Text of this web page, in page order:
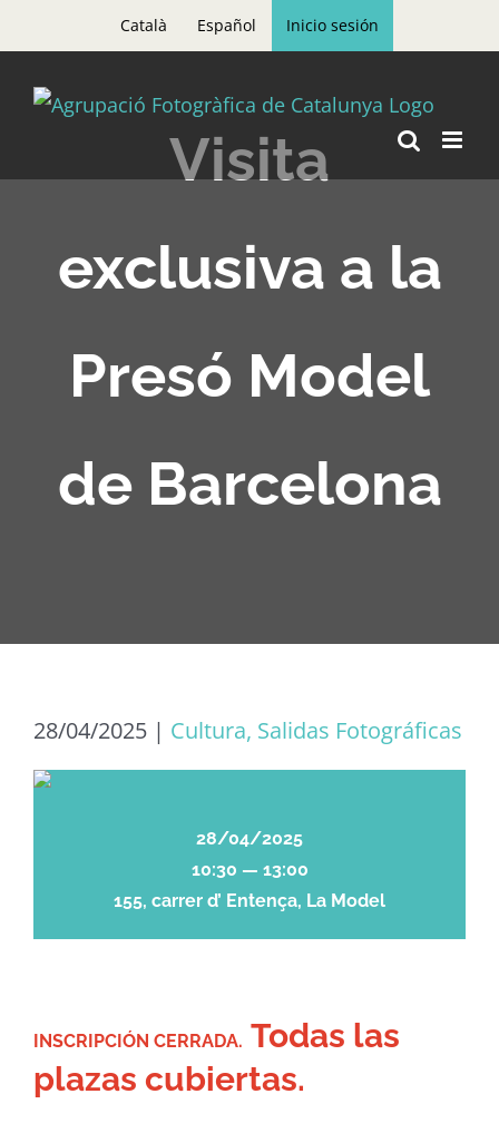
to
content
Català Español Inicio sesión
Visita
exclusiva a la
Presó Model
de Barcelona
28/04/2025 | Cultura, Salidas Fotográficas
INSCRIPCIÓN CERRADA. Todas las
plazas cubiertas.
28/04/2025
10:30 — 13:00
155, carrer d’ Entença, La Model